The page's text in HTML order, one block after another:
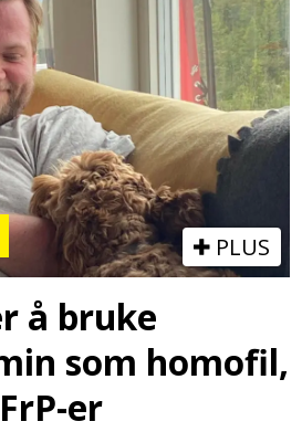
PLUS
å bruke
som homofil,
er